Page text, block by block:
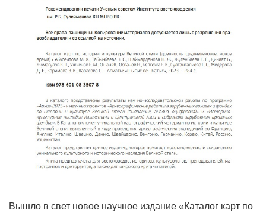
Вышло в свет новое научное издание «Каталог карт по